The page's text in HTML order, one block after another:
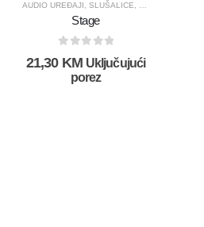
AUDIO UREĐAJI, SLUŠALICE, TEHNOLOGIJA
Stage
21,30 KM Uključujući
porez